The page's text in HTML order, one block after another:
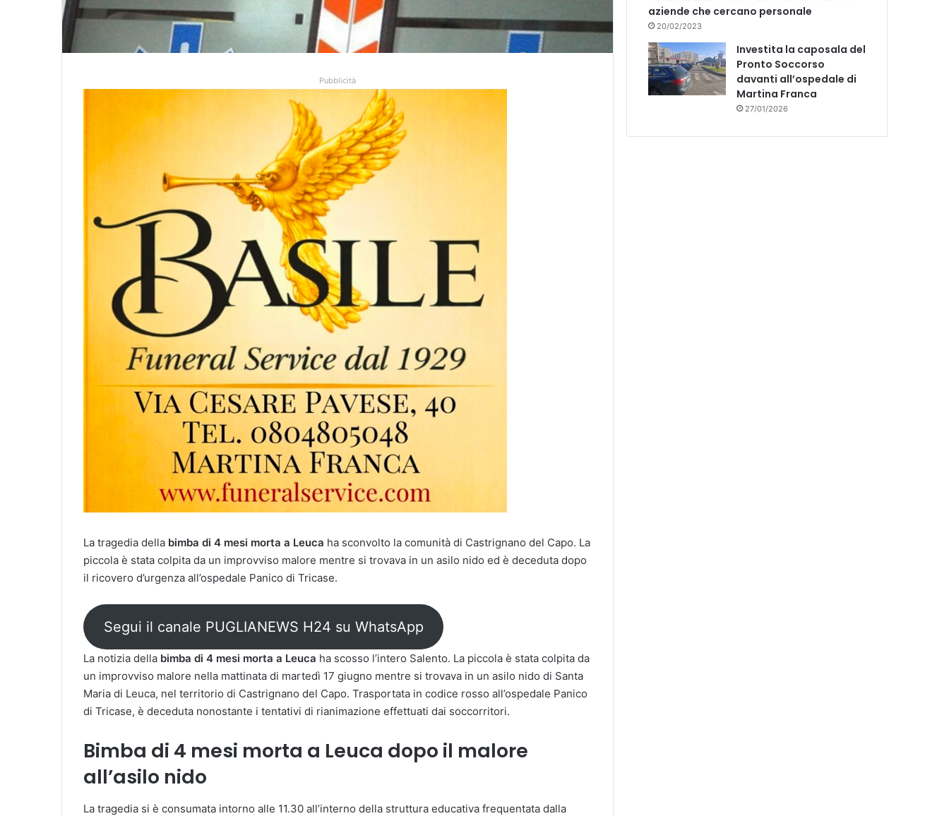
Pubblicità
La tragedia della bimba di 4 mesi morta a Leuca ha sconvolto la comunità di Castrignano del Capo. La
piccola è stata colpita da un improvviso malore mentre si trovava in un asilo nido ed è deceduta dopo
il ricovero d’urgenza all’ospedale Panico di Tricase.
Segui il canale PUGLIANEWS H24 su WhatsApp
La notizia della bimba di 4 mesi morta a Leuca ha scosso l’intero Salento. La piccola è stata colpita da
un improvviso malore nella mattinata di martedì 17 giugno mentre si trovava in un asilo nido di Santa
Maria di Leuca, nel territorio di Castrignano del Capo. Trasportata in codice rosso all’ospedale Panico
di Tricase, è deceduta nonostante i tentativi di rianimazione effettuati dai soccorritori.
Bimba di 4 mesi morta a Leuca dopo il malore
all’asilo nido
La tragedia si è consumata intorno alle 11.30 all’interno della struttura educativa frequentata dalla
aziende che cercano personale
20/02/2023
Investita la caposala del
Pronto Soccorso
davanti all’ospedale di
Martina Franca
27/01/2026